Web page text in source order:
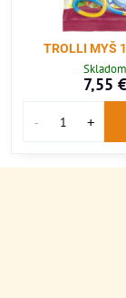
TROLLI MYŠ
Skladom
7,55 €